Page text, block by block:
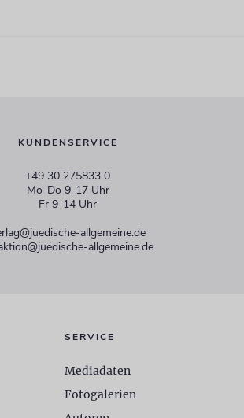
KUNDENSERVICE
+49 30 275833 0
Mo-Do 9-17 Uhr
Fr 9-14 Uhr
allgemeine.de
allgemeine.de
SERVICE
Mediadaten
Fotogalerien